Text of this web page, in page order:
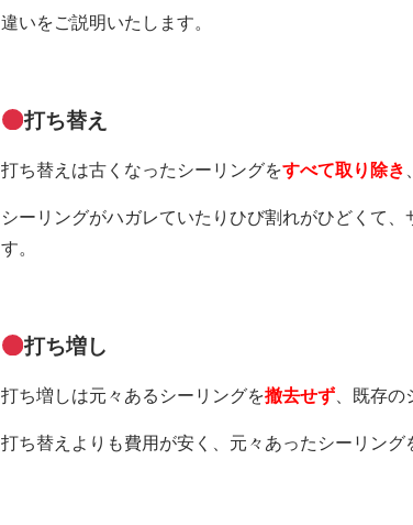
違いをご説明いたします。
打ち替え
打ち替えは古くなったシーリングをすべて取り除き
シーリングがハガレていたりひび割れがひどくて
す。
打ち増し
打ち増しは元々あるシーリングを撤去せず 、既存
打ち替えよりも費用が安く、元々あったシーリング